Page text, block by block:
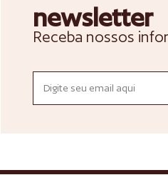
newsletter
Receba nossos